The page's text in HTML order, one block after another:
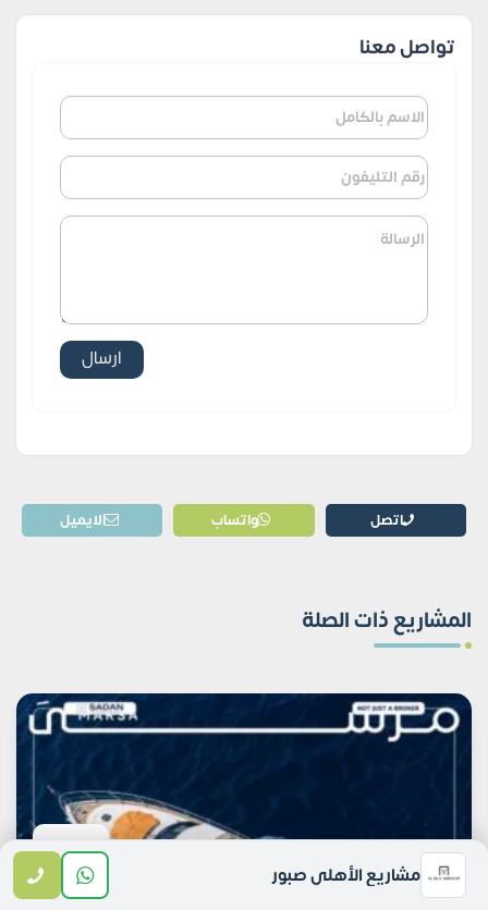
تواصل معنا
اتصل واتساب الايميل
المشاريع ذات الصلة
مشاريع الأهلي صبور